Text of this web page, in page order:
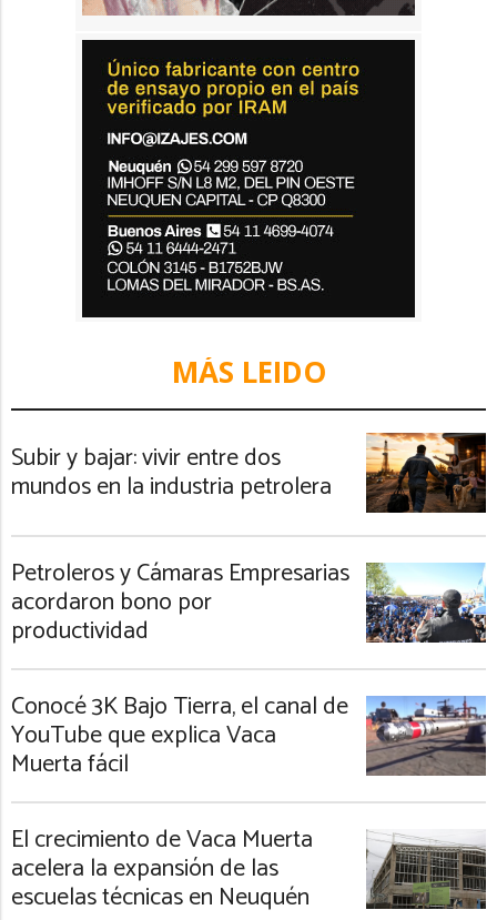
MÁS LEIDO
Subir y bajar: vivir entre dos
mundos en la industria petrolera
Petroleros y Cámaras Empresarias
acordaron bono por
productividad
Conocé 3K Bajo Tierra, el canal de
YouTube que explica Vaca
Muerta fácil
El crecimiento de Vaca Muerta
acelera la expansión de las
escuelas técnicas en Neuquén